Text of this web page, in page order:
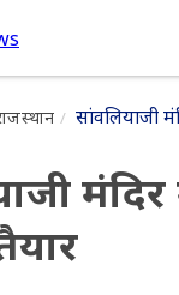
सांवलियाजी